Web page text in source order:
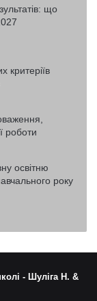
що
критеріїв
роботи
освітню
року
- Шуліга Н. &